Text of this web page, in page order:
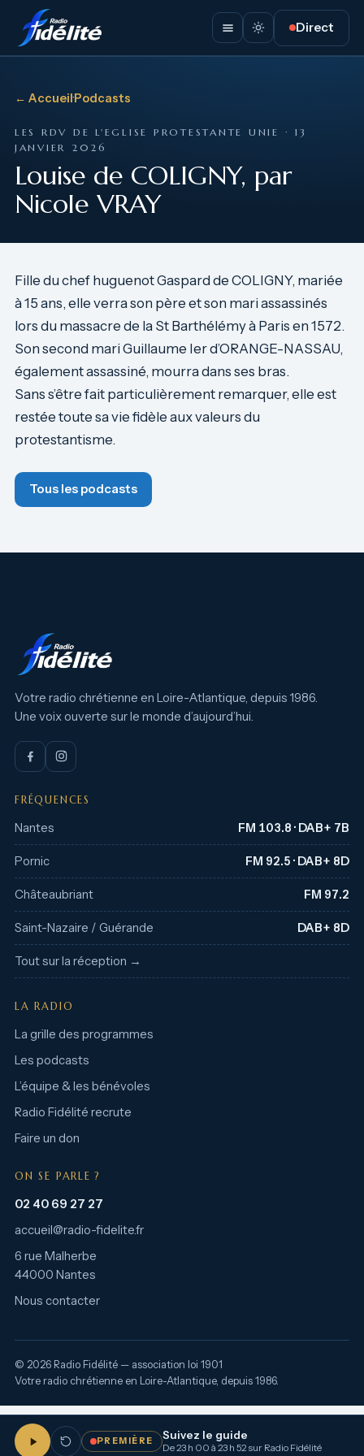
Direct
← Accueil·Podcasts
LES RDV DE L'EGLISE PROTESTANTE UNIE · 13
JANVIER 2026
Louise de COLIGNY, par
Nicole VRAY
Fille du chef huguenot Gaspard de COLIGNY, mariée
à 15 ans, elle verra son père et son mari assassinés
lors du massacre de la St Barthélémy à Paris en 1572.
Son second mari Guillaume Ier d’ORANGE-NASSAU,
également assassiné, mourra dans ses bras.
Sans s’être fait particulièrement remarquer, elle est
restée toute sa vie fidèle aux valeurs du
protestantisme.
Tous les podcasts
Votre radio chrétienne en Loire-Atlantique, depuis 1986.
Une voix ouverte sur le monde d’aujourd’hui.
FRÉQUENCES
Nantes FM 103.8 · DAB+ 7B
Pornic FM 92.5 · DAB+ 8D
Châteaubriant FM 97.2
Saint-Nazaire / Guérande DAB+ 8D
Tout sur la réception →
LA RADIO
La grille des programmes
Les podcasts
L’équipe & les bénévoles
Radio Fidélité recrute
Faire un don
ON SE PARLE ?
02 40 69 27 27
accueil@radio-fidelite.fr
6 rue Malherbe
44000 Nantes
Nous contacter
© 2026 Radio Fidélité — association loi 1901
Votre radio chrétienne en Loire-Atlantique, depuis 1986.
PREMIÈRE Suivez le guide
De 23 h 00 à 23 h 52 sur Radio Fidélité